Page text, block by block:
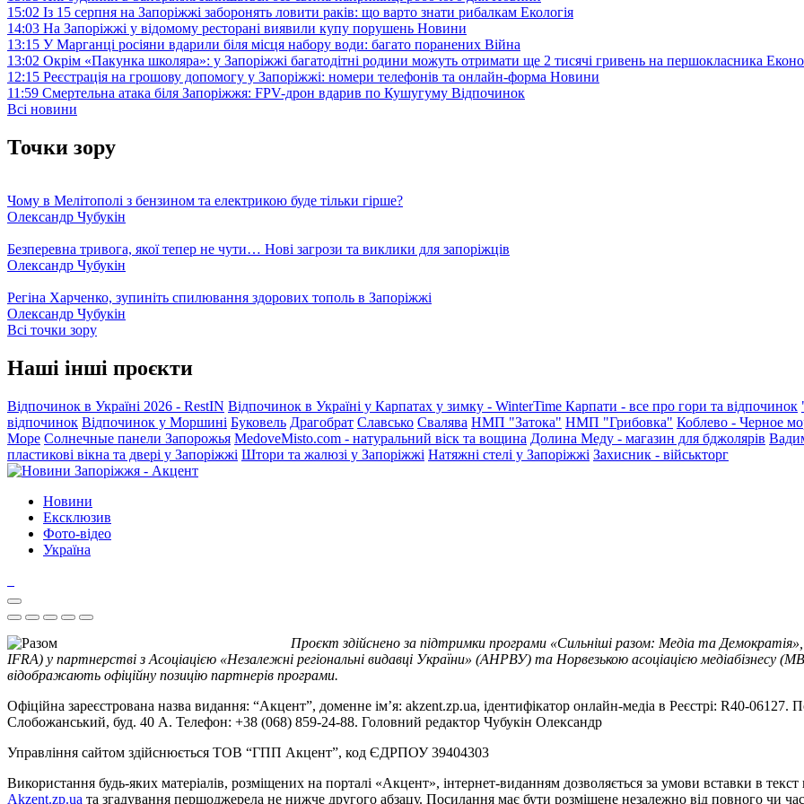
15:02 Із 15 серпня на Запоріжжі заборонять ловити раків: що варто знати рибалкам Екологія
14:03 На Запоріжжі у відомому ресторані виявили купу порушень Новини
13:15 У Марганці росіяни вдарили біля місця набору води: багато поранених Війна
13:02 Окрім «Пакунка школяра»: у Запоріжжі багатодітні родини можуть отримати ще 2 тисячі гривень на першокласника
12:15 Реєстрація на грошову допомогу у Запоріжжі: номери телефонів та онлайн-форма Новини
11:59 Смертельна атака біля Запоріжжя: FPV-дрон вдарив по Кушугуму Відпочинок
Всі новини
Точки зору
Чому в Мелітополі з бензином та електрикою буде тільки гірше?
Олександр Чубукін
Безперевна тривога, якої тепер не чути… Нові загрози та виклики для запоріжців
Олександр Чубукін
Регіна Харченко, зупиніть спилювання здорових тополь в Запоріжжі
Олександр Чубукін
Всі точки зору
Наші інші проєкти
Відпочинок в Україні 2026 - RestIN Відпочинок в Україні у Карпатах у зимку - WinterTime Карпати - все про гори та відпочинок
відпочинок Відпочинок у Моршині Буковель Драгобрат Славсько Свалява НМП "Затока" НМП "Грибовка" Коблево - Черное
Море Солнечные панели Запорожья MedoveMisto.com - натуральний віск та вощина Долина Меду - магазин для бджолярів
пластикові вікна та двері у Запоріжжі Штори та жалюзі у Запоріжжі Натяжні стелі у Запоріжжі Захисник - військторг
Новини
Ексклюзив
Фото-відео
Україна
Проєкт здійснено за підтримки програми «Сильніші разом: Медіа та
IFRA) у партнерстві з Асоціацією «Незалежні регіональні видавці України» (АНРВУ) та Норвезькою асоціацією медіабізнесу
відображають офіційну позицію партнерів програми.
Офіційна зареєстрована назва видання: “Акцент”, доменне ім’я: akzent.zp.ua, ідентифікатор онлайн-медіа в Реєстрі: R40-
Слобожанський, буд. 40 А. Телефон: +38 (068) 859-24-88. Головний редактор Чубукін Олександр
Управління сайтом здійснюється ТОВ “ГПП Акцент”, код ЄДРПОУ 39404303
Використання будь-яких матеріалів, розміщених на порталі «Акцент», інтернет-виданням дозволяється за умови вставки в
Akzent.zp.ua та згадування першоджерела не нижче другого абзацу. Посилання має бути розміщене незалежно від повного чи